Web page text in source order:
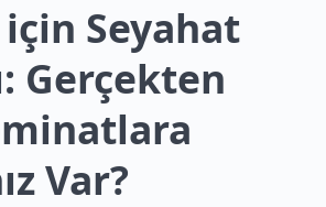
Seyahat
Gerçekten
Var?